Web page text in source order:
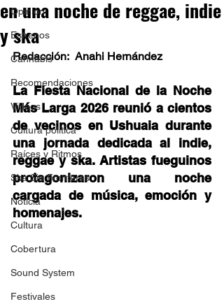
Opinión
Estrenos
Cannabis
Recomendaciones
Videos
Cultura política
Raíces y Ritmos
Ska Sin Fronteras
Noticia
Cultura
Cobertura
Sound System
Festivales
en una noche de reggae, indie
y ska
Redacción:  Anahi Hernández
La Fiesta Nacional de la Noche
Más Larga 2026 reunió a cientos
de vecinos en Ushuaia durante
una jornada dedicada al indie,
reggae y ska. Artistas fueguinos
protagonizaron una noche
cargada de música, emoción y
homenajes.